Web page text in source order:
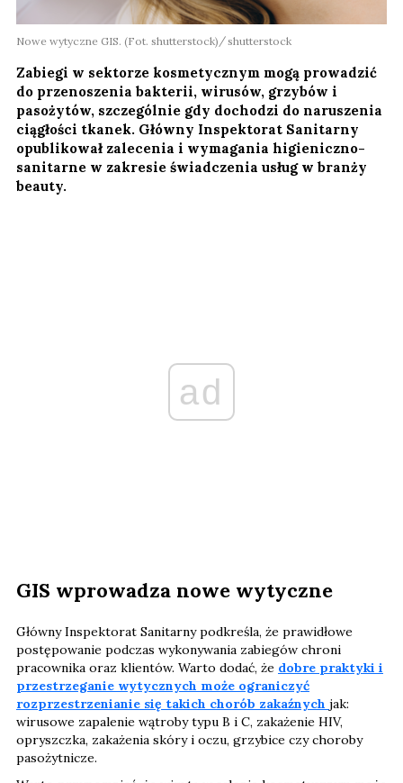
Nowe wytyczne GIS. (Fot. shutterstock) shutterstock
Zabiegi w sektorze kosmetycznym mogą prowadzić
do przenoszenia bakterii, wirusów, grzybów i
pasożytów, szczególnie gdy dochodzi do naruszenia
ciągłości tkanek. Główny Inspektorat Sanitarny
opublikował zalecenia i wymagania higieniczno-
sanitarne w zakresie świadczenia usług w branży
beauty.
ad
GIS wprowadza nowe wytyczne
Główny Inspektorat Sanitarny podkreśla, że prawidłowe
postępowanie podczas wykonywania zabiegów chroni
pracownika oraz klientów. Warto dodać, że dobre praktyki i
przestrzeganie wytycznych może ograniczyć
rozprzestrzenianie się takich chorób zakaźnych jak:
wirusowe zapalenie wątroby typu B i C, zakażenie HIV,
opryszczka, zakażenia skóry i oczu, grzybice czy choroby
pasożytnicze.